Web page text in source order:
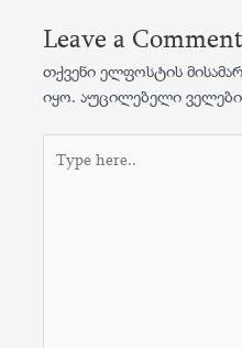
Leave a Comment
თქვენი ელფოსტის
იყო. აუცილებელი
here..